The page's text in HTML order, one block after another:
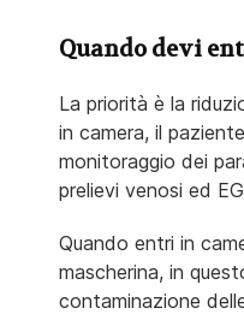
Quando devi
La priorità è la
in camera, il
monitoraggio dei
prelievi venosi ed
Quando entri in
mascherina, in
contaminazione